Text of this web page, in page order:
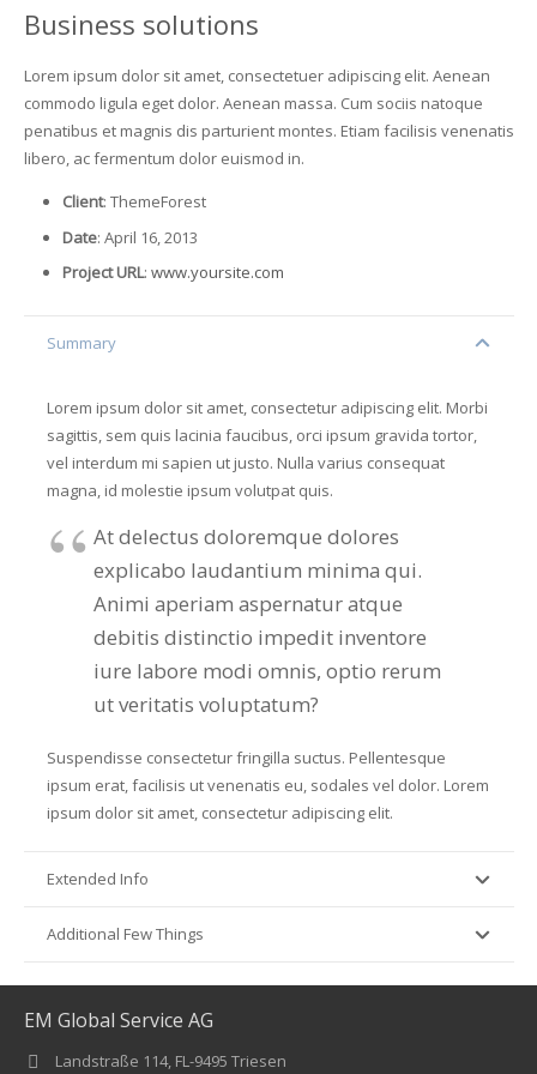
Business solutions
Lorem ipsum dolor sit amet, consectetuer adipiscing elit. Aenean
commodo ligula eget dolor. Aenean massa. Cum sociis natoque
penatibus et magnis dis parturient montes. Etiam facilisis venenatis
libero, ac fermentum dolor euismod in.
Client: ThemeForest
Date: April 16, 2013
Project URL: www.yoursite.com
Summary
Lorem ipsum dolor sit amet, consectetur adipiscing elit. Morbi
sagittis, sem quis lacinia faucibus, orci ipsum gravida tortor,
vel interdum mi sapien ut justo. Nulla varius consequat
magna, id molestie ipsum volutpat quis.
At delectus doloremque dolores
explicabo laudantium minima qui.
Animi aperiam aspernatur atque
debitis distinctio impedit inventore
iure labore modi omnis, optio rerum
ut veritatis voluptatum?
Suspendisse consectetur fringilla suctus. Pellentesque
ipsum erat, facilisis ut venenatis eu, sodales vel dolor. Lorem
ipsum dolor sit amet, consectetur adipiscing elit.
Extended Info
Additional Few Things
EM Global Service AG
Landstraße 114, FL-9495 Triesen